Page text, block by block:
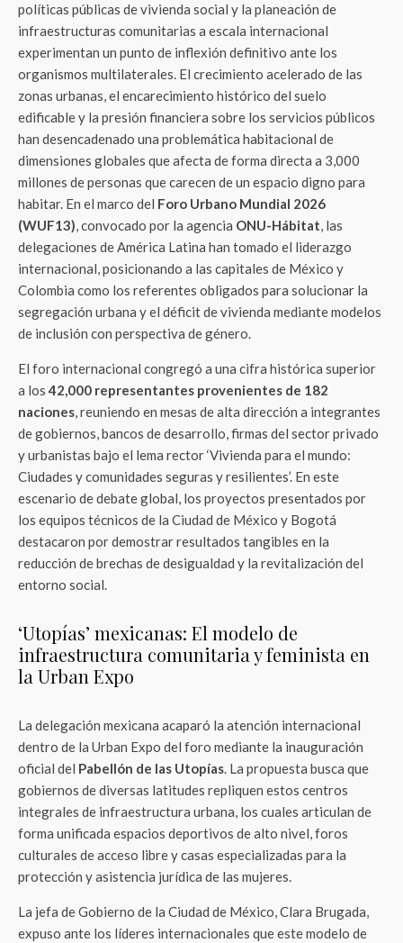
políticas públicas de vivienda social y la planeación de
infraestructuras comunitarias a escala internacional
experimentan un punto de inflexión definitivo ante los
organismos multilaterales. El crecimiento acelerado de las
zonas urbanas, el encarecimiento histórico del suelo
edificable y la presión financiera sobre los servicios públicos
han desencadenado una problemática habitacional de
dimensiones globales que afecta de forma directa a 3,000
millones de personas que carecen de un espacio digno para
habitar. En el marco del Foro Urbano Mundial 2026
(WUF13), convocado por la agencia ONU-Hábitat, las
delegaciones de América Latina han tomado el liderazgo
internacional, posicionando a las capitales de México y
Colombia como los referentes obligados para solucionar la
segregación urbana y el déficit de vivienda mediante modelos
de inclusión con perspectiva de género.
El foro internacional congregó a una cifra histórica superior
a los42,000 representantes provenientes de 182
naciones, reuniendo en mesas de alta dirección a integrantes
de gobiernos, bancos de desarrollo, firmas del sector privado
y urbanistas bajo el lema rector ‘Vivienda para el mundo:
Ciudades y comunidades seguras y resilientes’. En este
escenario de debate global, los proyectos presentados por
los equipos técnicos de la Ciudad de México y Bogotá
destacaron por demostrar resultados tangibles en la
reducción de brechas de desigualdad y la revitalización del
entorno social.
‘Utopías’ mexicanas: El modelo de
infraestructura comunitaria y feminista en
la Urban Expo
La delegación mexicana acaparó la atención internacional
dentro de la Urban Expo del foro mediante la inauguración
oficial del Pabellón de las Utopías. La propuesta busca que
gobiernos de diversas latitudes repliquen estos centros
integrales de infraestructura urbana, los cuales articulan de
forma unificada espacios deportivos de alto nivel, foros
culturales de acceso libre y casas especializadas para la
protección y asistencia jurídica de las mujeres.
La jefa de Gobierno de la Ciudad de México, Clara Brugada,
expuso ante los líderes internacionales que este modelo de